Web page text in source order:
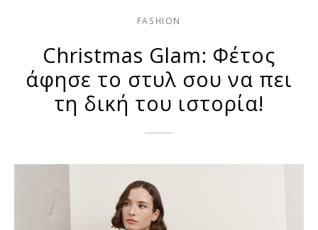
FASHION
Christmas Glam: Φέτος
άφησε το στυλ σου να πει
τη δική του ιστορία!